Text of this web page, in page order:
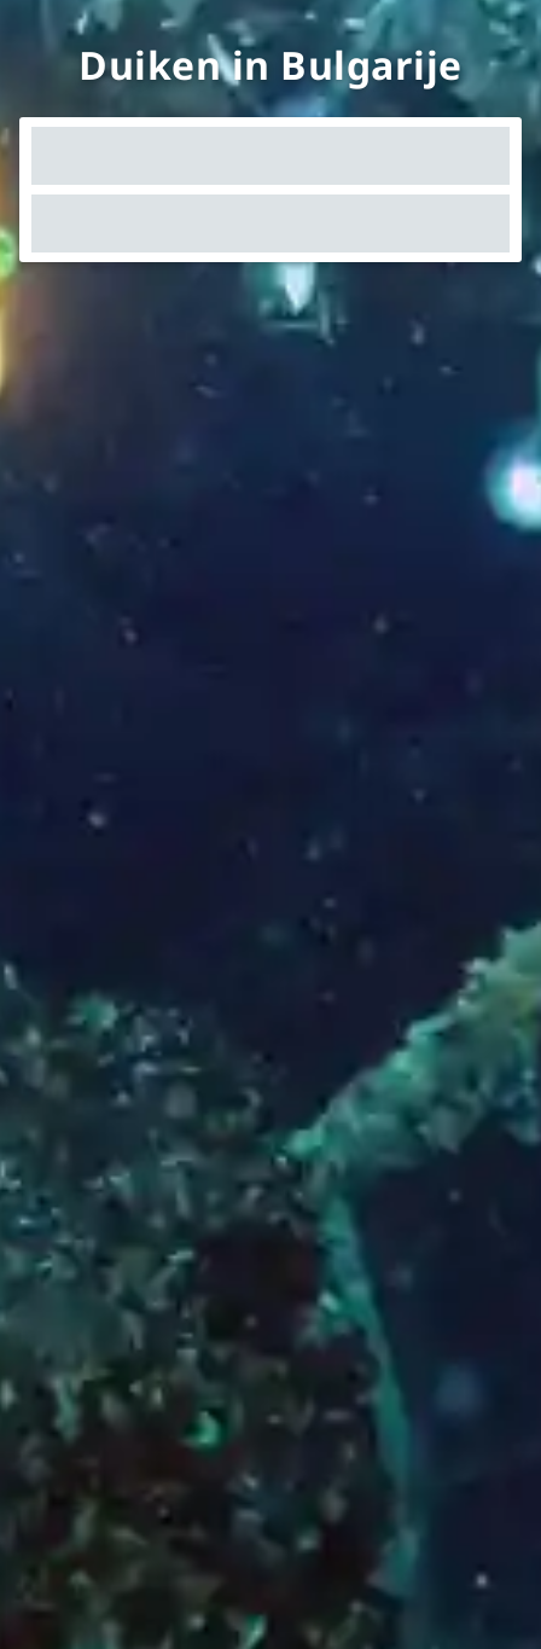
Duiken in Bulgarije